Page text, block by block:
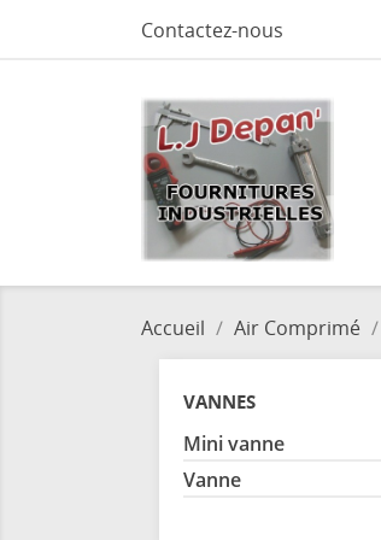
Contactez-nous
Accueil Air Comprimé
VANNES
Mini vanne
Vanne